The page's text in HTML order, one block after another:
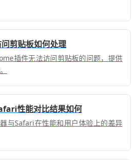
剪贴板如何处理
插件无法访问剪贴板的问题，提供
性能对比结果如何
与Safari在性能和用户体验上的差异